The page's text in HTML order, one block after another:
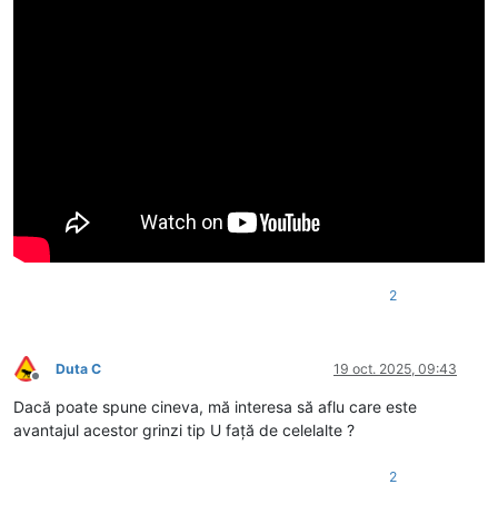
2
Deconectat
Duta C 19 oct. 2025, 09:43
Dacă poate spune cineva, mă interesa să aflu care este
avantajul acestor grinzi tip U față de celelalte ?
2